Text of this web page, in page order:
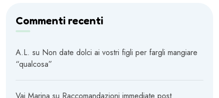
Commenti recenti
A.L. su Non date dolci ai vostri figli per fargli mangiare
“qualcosa”